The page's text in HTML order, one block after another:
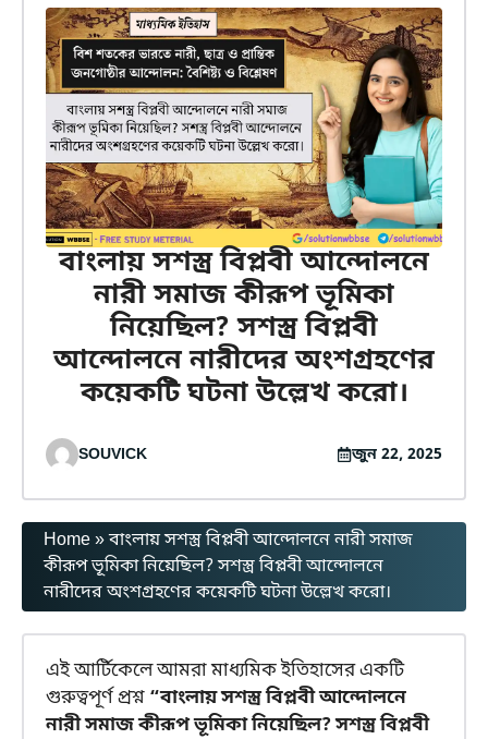
বাংলায় সশস্ত্র বিপ্লবী আন্দোলনে
নারী সমাজ কীরূপ ভূমিকা
নিয়েছিল? সশস্ত্র বিপ্লবী
আন্দোলনে নারীদের অংশগ্রহণের
কয়েকটি ঘটনা উল্লেখ করো।
SOUVICK জুন 22, 2025
Home»বাংলায় সশস্ত্র বিপ্লবী আন্দোলনে নারী সমাজ
কীরূপ ভূমিকা নিয়েছিল? সশস্ত্র বিপ্লবী আন্দোলনে
নারীদের অংশগ্রহণের কয়েকটি ঘটনা উল্লেখ করো।
এই আর্টিকেলে আমরা মাধ্যমিক ইতিহাসের একটি
গুরুত্বপূর্ণ প্রশ্ন “বাংলায় সশস্ত্র বিপ্লবী আন্দোলনে
নারী সমাজ কীরূপ ভূমিকা নিয়েছিল? সশস্ত্র বিপ্লবী